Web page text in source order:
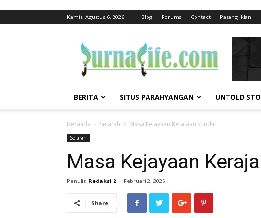
Kamis, Agustus 6, 2026 Blog Forums Contact Pasang Iklan
BERITA SITUS PARAHYANGAN UNTOLD
Beranda Sejarah Masa Kejayaan Kerajaan Sunda
Sejarah
Masa Kejayaan
Penulis Redaksi 2 - Februari 2, 2026
Share